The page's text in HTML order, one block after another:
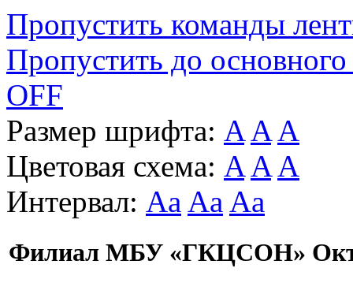
Пропустить команды
Пропустить до основного
OFF
Размер шрифта: A A A
Цветовая схема: A A A
Интервал: Aa Aa Aa
Филиал МБУ «ГКЦСОН»